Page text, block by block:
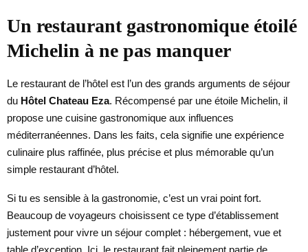
Un restaurant gastronomique étoilé
Michelin à ne pas manquer
Le restaurant de l’hôtel est l’un des grands arguments de séjour
du Hôtel Chateau Eza. Récompensé par une étoile Michelin, il
propose une cuisine gastronomique aux influences
méditerranéennes. Dans les faits, cela signifie une expérience
culinaire plus raffinée, plus précise et plus mémorable qu’un
simple restaurant d’hôtel.
Si tu es sensible à la gastronomie, c’est un vrai point fort.
Beaucoup de voyageurs choisissent ce type d’établissement
justement pour vivre un séjour complet : hébergement, vue et
table d’exception. Ici, le restaurant fait pleinement partie de